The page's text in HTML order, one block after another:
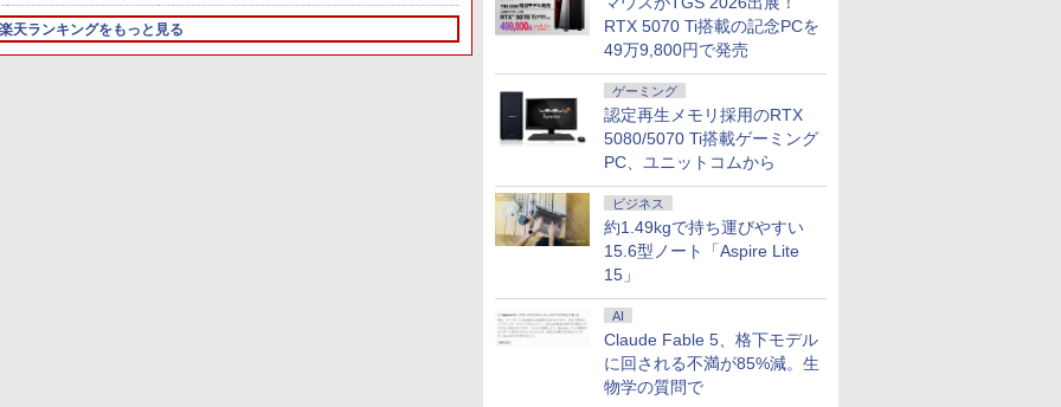
RTX 5070 Ti搭載の記念PCを
49万9,800円で発売
ゲーミング
認定再生メモリ採用のRTX
5080/5070 Ti搭載ゲーミング
PC、ユニットコムから
ビジネス
約1.49kgで持ち運びやすい
15.6型ノート「Aspire Lite
15」
AI
Claude Fable 5、格下モデル
に回される不満が85%減。生
物学の質問で
イク付き 防水 タッチ式
音量調整 スポーツ/通
Ryzen AI5 340 16GB 512GB
IPS 1年保証 転送不可 (型番:
ラ DVDマルチ Bluetooth
USB3.0 SDカード ノートPC ノ
ート 中古パソコン 中古PC
Win11 Office 格安 中古
クB】
ーミングパソコン デスクトップ
者 一式 ゲーミングパソコン デスクトップ
パソコン
無輝点保証)(ホワイト)
LCD-C242SDW
切ない 描きおろしエピソ
ード Twitter ツイッター
華 セット
楽天ランキングをもっと見る